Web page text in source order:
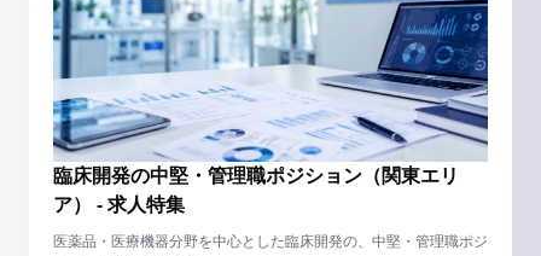
臨床開発の中堅・管理職ポジション（関東エリ
ア） - 求人特集
医薬品・医療機器分野を中心とした臨床開発の、中堅・管理職ポジ